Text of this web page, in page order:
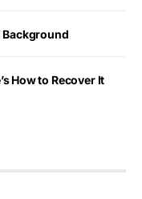
Background
How to Recover It